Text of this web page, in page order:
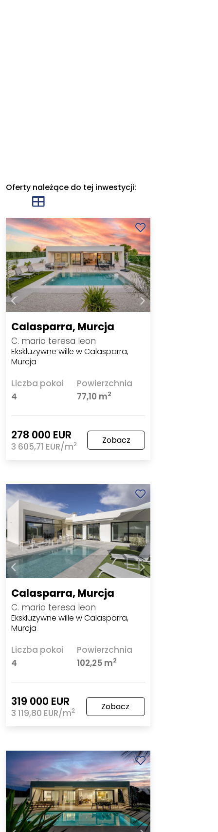
Oferty należące do tej inwestycji:
Calasparra, Murcja
C. maria teresa leon
Ekskluzywne wille w Calasparra,
Murcja
Liczba pokoi
4
Powierzchnia
77,10 m2
278 000 EUR
3 605,71 EUR/m2 Zobacz
Calasparra, Murcja
C. maria teresa leon
Ekskluzywne wille w Calasparra,
Murcja
Liczba pokoi
4
Powierzchnia
102,25 m2
319 000 EUR
3 119,80 EUR/m2 Zobacz